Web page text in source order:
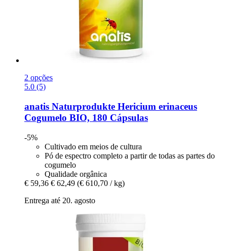
2 opções
5.0 (5)
anatis Naturprodukte Hericium erinaceus
Cogumelo BIO, 180 Cápsulas
-5%
Cultivado em meios de cultura
Pó de espectro completo a partir de todas as partes do
cogumelo
Qualidade orgânica
€ 59,36 € 62,49 (€ 610,70 / kg)
Entrega até 20. agosto